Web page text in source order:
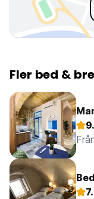
Fler bed &